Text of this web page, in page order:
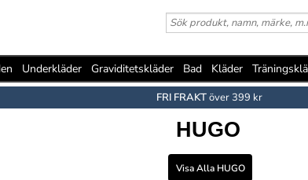
Underkläder Graviditetskläder Bad Kläder
FRI FRAKTöver 399 kr
HUGO
Visa Alla HUGO